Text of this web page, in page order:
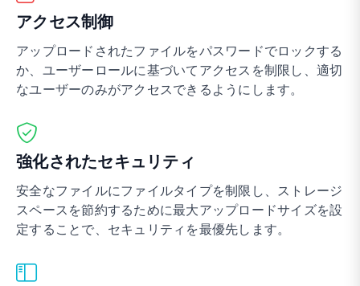
アクセス制御
アップロードされたファイルをパスワードでロックする
か、ユーザーロールに基づいてアクセスを制限し、適切
なユーザーのみがアクセスできるようにします。
強化されたセキュリティ
安全なファイルにファイルタイプを制限し、ストレージ
スペースを節約するために最大アップロードサイズを設
定することで、セキュリティを最優先します。